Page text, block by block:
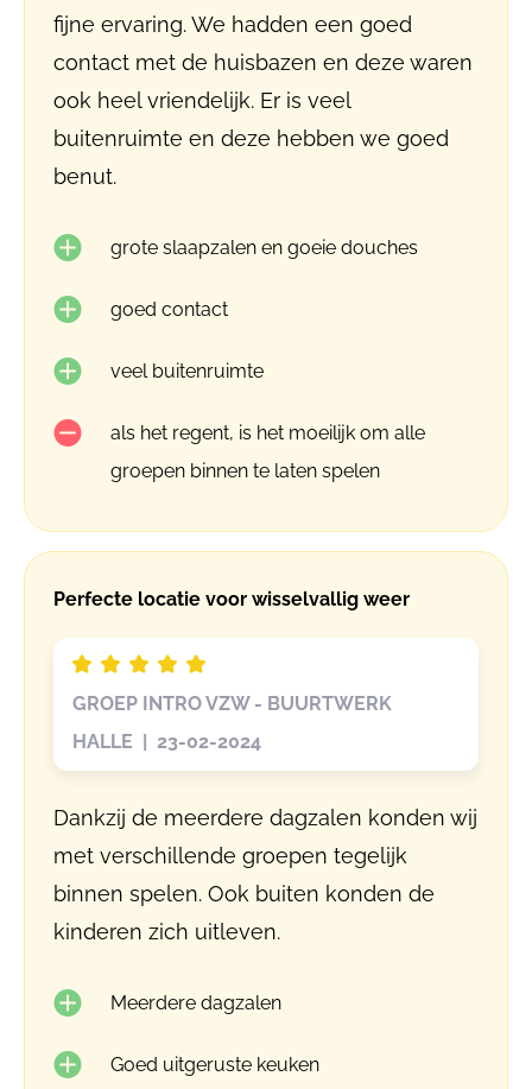
fijne ervaring. We hadden een goed
contact met de huisbazen en deze waren
ook heel vriendelijk. Er is veel
buitenruimte en deze hebben we goed
benut.
grote slaapzalen en goeie douches
goed contact
veel buitenruimte
als het regent, is het moeilijk om alle
groepen binnen te laten spelen
Perfecte locatie voor wisselvallig weer
GROEP INTRO VZW - BUURTWERK
HALLE | 23-02-2024
Dankzij de meerdere dagzalen konden wij
met verschillende groepen tegelijk
binnen spelen. Ook buiten konden de
kinderen zich uitleven.
Meerdere dagzalen
Goed uitgeruste keuken